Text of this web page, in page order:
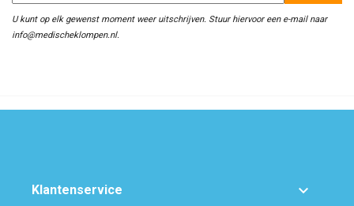
U kunt op elk gewenst moment weer uitschrijven. Stuur hiervoor een e-mail naar
info@medischeklompen.nl.
Klantenservice 